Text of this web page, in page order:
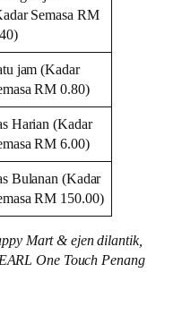
Semasa RM
jam (Kadar
RM 0.80)
Harian (Kadar
RM 6.00)
Bulanan (Kadar
RM 150.00)
Mart & ejen dilantik,
One Touch Penang